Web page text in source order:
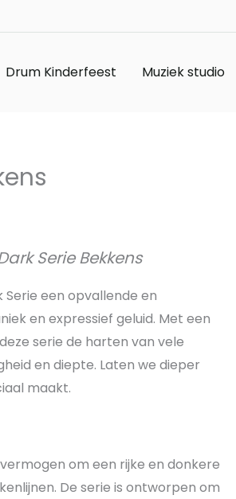
Drum Kinderfeest Muziek studio
Serie Bekkens
Serie een opvallende en
en expressief geluid. Met een
serie de harten van vele
en diepte. Laten we dieper
maakt.
om een rijke en donkere
De serie is ontworpen om